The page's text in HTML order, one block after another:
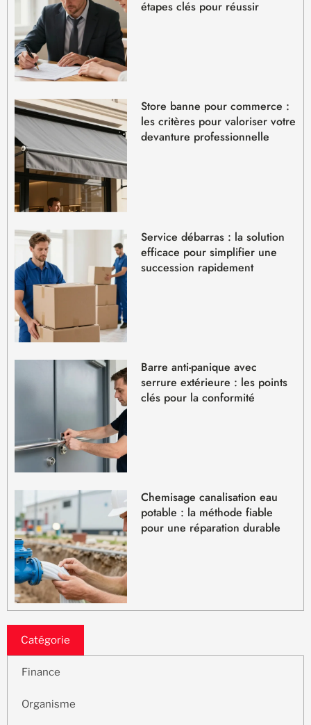
étapes clés pour réussir
Store banne pour commerce :
les critères pour valoriser votre
devanture professionnelle
Service débarras : la solution
efficace pour simplifier une
succession rapidement
Barre anti-panique avec
serrure extérieure : les points
clés pour la conformité
Chemisage canalisation eau
potable : la méthode fiable
pour une réparation durable
Catégorie
Finance
Organisme